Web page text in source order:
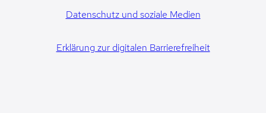
Datenschutz und soziale Medien
Erklärung zur digitalen Barrierefreiheit